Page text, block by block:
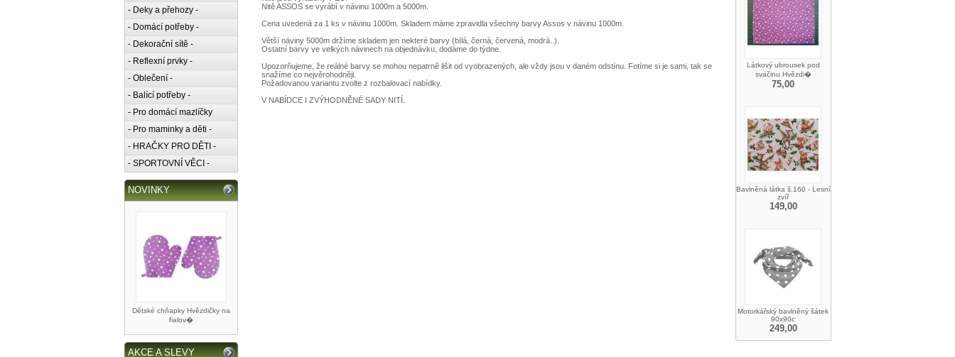
- Deky a přehozy -
- Domácí potřeby -
- Dekorační sítě -
- Reflexní prvky -
- Oblečení -
- Balící potřeby -
- Pro domácí mazlíčky
- Pro maminky a děti -
- HRAČKY PRO DĚTI -
- SPORTOVNÍ VĚCI -
NOVINKY
Dětské chňapky Hvězdičky na
fialov�
AKCE A SLEVY
Nitě ASSOS se vyrábí v návinu 1000m a 5000m.
Cena uvedená za 1 ks v návinu 1000m. Skladem máme zpravidla všechny barvy Assos v návinu 1000m.
Větší náviny 5000m držíme skladem jen nekteré barvy (bílá, černá, červená, modrá..).
Ostatní barvy ve velkých návinech na objednávku, dodáme do týdne.
Upozorňujeme, že reálné barvy se mohou nepatrně lišit od vyobrazených, ale vždy jsou v daném odstínu. Fotíme si je sami, tak se
snažíme co nejvěrohodněji.
Požadovanou variantu zvolte z rozbalovací nabídky.
V NABÍDCE I ZVÝHODNĚNÉ SADY NITÍ.
Látkový ubrousek pod
svačinu Hvězdi�
75,00
Bavlněná látka š.160 - Lesní
zvíř
149,00
Motorkářský bavlněný šátek
90x90c
249,00